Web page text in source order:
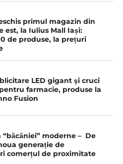
primul magazin din
est, la Iulius Mall Iași:
de produse, la prețuri
LED gigant şi cruci
farmacie, produse la
Fusion
“băcăniei” moderne – De
generație de
comerțul de proximitate